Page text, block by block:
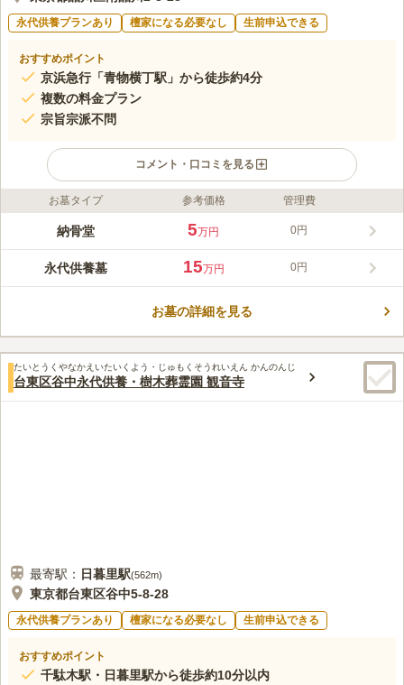
永代供養プランあり 檀家になる必要なし 生前申込できる
おすすめポイント
京浜急行「青物横丁駅」から徒歩約4分
複数の料金プラン
宗旨宗派不問
コメント・口コミを見る
ライフドット編集部のコメント
徳川将軍家の保護を受けた、弘安8年（1285年）創建。品川を代
て天候に悩まず、お墓周りの清掃も手間がかからないので、安心
してご利用いただけます。最寄り駅から徒歩県圏内で、品川商店
合わせて小壇、中壇、大壇、特別壇の4タイプあり、内容に合わ
この霊園はまだ誰からも評価されていません。
お墓タイプ 参考価格 管理費
納骨堂 5万円 0円
永代供養墓 15万円 0円
お墓の詳細を見る
たいとうくやなかえいたいくよう・じゅもくそうれいえん かんのんじ
台東区谷中永代供養・樹木葬霊園 観音寺
最寄駅： 日暮里駅(562m)
東京都台東区谷中5-8-28
永代供養プランあり 檀家になる必要なし 生前申込できる
おすすめポイント
千駄木駅・日暮里駅から徒歩約10分以内